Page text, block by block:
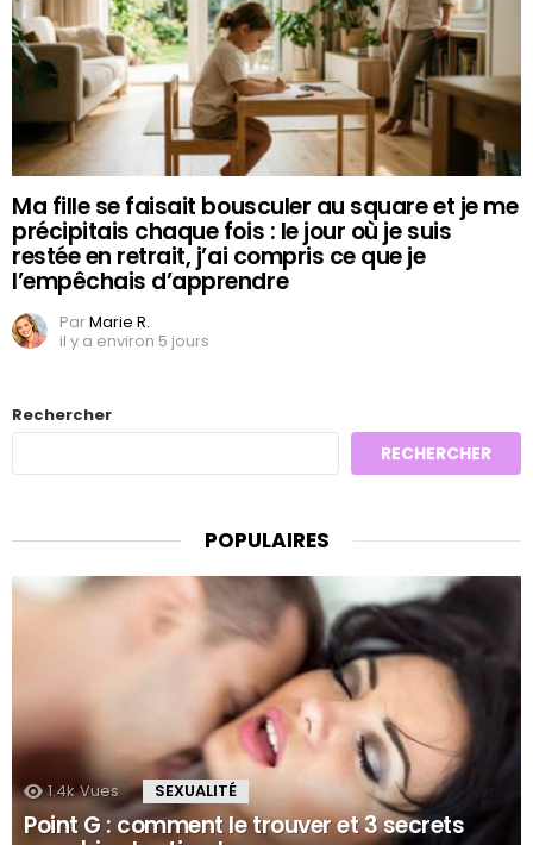
Ma fille se faisait bousculer au square et je me
précipitais chaque fois : le jour où je suis
restée en retrait, j’ai compris ce que je
l’empêchais d’apprendre
ParMarie R.
il y a environ 5 jours
Rechercher
RECHERCHER
POPULAIRES
1.4k Vues SEXUALITÉ
Point G : comment le trouver et 3 secrets